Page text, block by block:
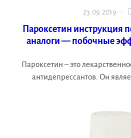
23.09.2019 ·
Пароксетин
аналоги — побочные
Пароксетин – это
антидепрессантов. Он